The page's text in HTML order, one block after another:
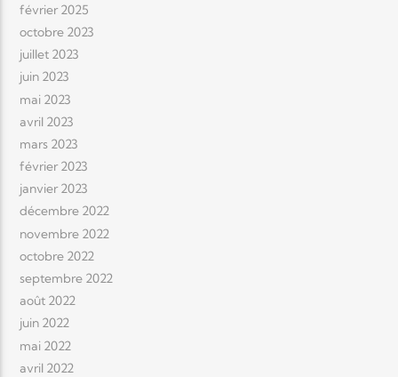
février 2025
octobre 2023
juillet 2023
juin 2023
mai 2023
avril 2023
mars 2023
février 2023
janvier 2023
décembre 2022
novembre 2022
octobre 2022
septembre 2022
août 2022
juin 2022
mai 2022
avril 2022